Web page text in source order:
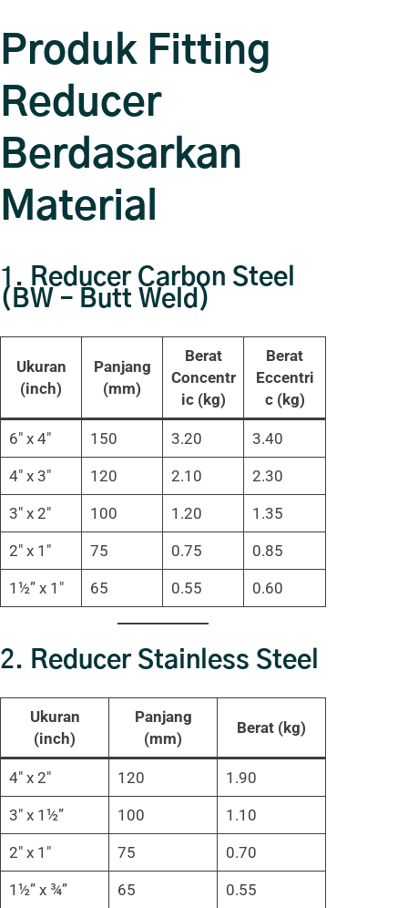
Produk Fitting
Reducer
Berdasarkan
Material
1. Reducer Carbon Steel
(BW – Butt Weld)
Ukuran
(inch)
Panjang
(mm)
Berat
Concentr
ic (kg)
Berat
Eccentri
c (kg)
6″ x 4″ 150 3.20 3.40
4″ x 3″ 120 2.10 2.30
3″ x 2″ 100 1.20 1.35
2″ x 1″ 75 0.75 0.85
1½” x 1″ 65 0.55 0.60
2. Reducer Stainless Steel
Ukuran
(inch)
Panjang
(mm)
Berat (kg)
4″ x 2″ 120 1.90
3″ x 1½” 100 1.10
2″ x 1″ 75 0.70
1½” x ¾” 65 0.55